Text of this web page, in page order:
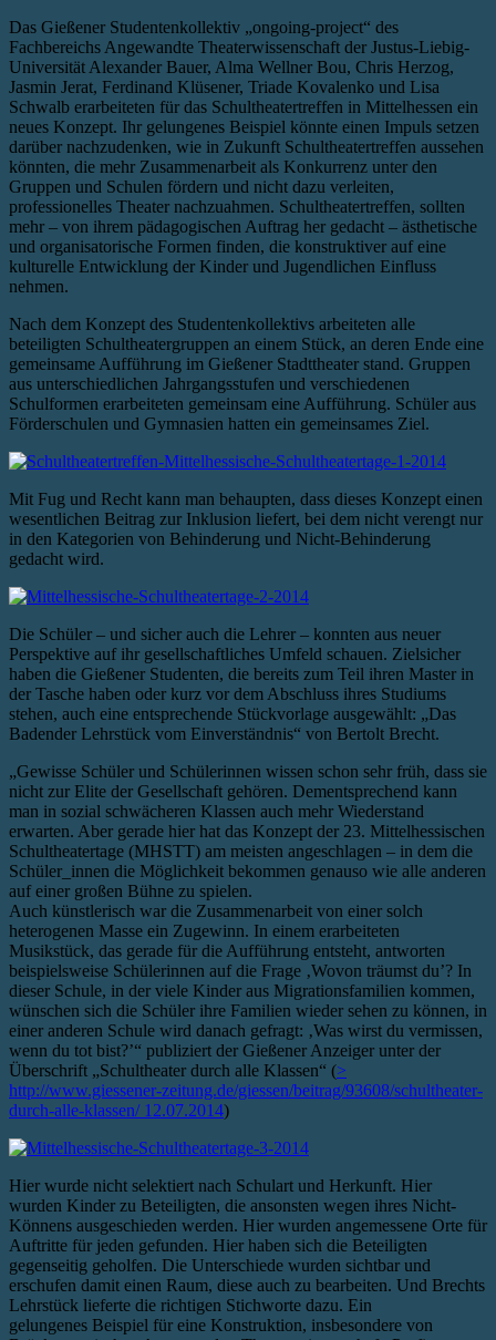
Das Gießener Studentenkollektiv „ongoing-project“ des
Fachbereichs Angewandte Theaterwissenschaft der Justus-Liebig-
Universität Alexander Bauer, Alma Wellner Bou, Chris Herzog,
Jasmin Jerat, Ferdinand Klüsener, Triade Kovalenko und Lisa
Schwalb erarbeiteten für das Schultheatertreffen in Mittelhessen ein
neues Konzept. Ihr gelungenes Beispiel könnte einen Impuls setzen
darüber nachzudenken, wie in Zukunft Schultheatertreffen aussehen
könnten, die mehr Zusammenarbeit als Konkurrenz unter den
Gruppen und Schulen fördern und nicht dazu verleiten,
professionelles Theater nachzuahmen. Schultheatertreffen, sollten
mehr – von ihrem pädagogischen Auftrag her gedacht – ästhetische
und organisatorische Formen finden, die konstruktiver auf eine
kulturelle Entwicklung der Kinder und Jugendlichen Einfluss
nehmen.
Nach dem Konzept des Studentenkollektivs arbeiteten alle
beteiligten Schultheatergruppen an einem Stück, an deren Ende eine
gemeinsame Aufführung im Gießener Stadttheater stand. Gruppen
aus unterschiedlichen Jahrgangsstufen und verschiedenen
Schulformen erarbeiteten gemeinsam eine Aufführung. Schüler aus
Förderschulen und Gymnasien hatten ein gemeinsames Ziel.
Mit Fug und Recht kann man behaupten, dass dieses Konzept einen
wesentlichen Beitrag zur Inklusion liefert, bei dem nicht verengt nur
in den Kategorien von Behinderung und Nicht-Behinderung
gedacht wird.
Die Schüler – und sicher auch die Lehrer – konnten aus neuer
Perspektive auf ihr gesellschaftliches Umfeld schauen. Zielsicher
haben die Gießener Studenten, die bereits zum Teil ihren Master in
der Tasche haben oder kurz vor dem Abschluss ihres Studiums
stehen, auch eine entsprechende Stückvorlage ausgewählt: „Das
Badender Lehrstück vom Einverständnis“ von Bertolt Brecht.
„Gewisse Schüler und Schülerinnen wissen schon sehr früh, dass sie
nicht zur Elite der Gesellschaft gehören. Dementsprechend kann
man in sozial schwächeren Klassen auch mehr Wiederstand
erwarten. Aber gerade hier hat das Konzept der 23. Mittelhessischen
Schultheatertage (MHSTT) am meisten angeschlagen – in dem die
Schüler_innen die Möglichkeit bekommen genauso wie alle anderen
auf einer großen Bühne zu spielen.
Auch künstlerisch war die Zusammenarbeit von einer solch
heterogenen Masse ein Zugewinn. In einem erarbeiteten
Musikstück, das gerade für die Aufführung entsteht, antworten
beispielsweise Schülerinnen auf die Frage ‚Wovon träumst du’? In
dieser Schule, in der viele Kinder aus Migrationsfamilien kommen,
wünschen sich die Schüler ihre Familien wieder sehen zu können, in
einer anderen Schule wird danach gefragt: ‚Was wirst du vermissen,
wenn du tot bist?’“ publiziert der Gießener Anzeiger unter der
Überschrift „Schultheater durch alle Klassen“ (>
http://www.giessener-zeitung.de/giessen/beitrag/93608/schultheater-
durch-alle-klassen/ 12.07.2014)
Hier wurde nicht selektiert nach Schulart und Herkunft. Hier
wurden Kinder zu Beteiligten, die ansonsten wegen ihres Nicht-
Könnens ausgeschieden werden. Hier wurden angemessene Orte für
Auftritte für jeden gefunden. Hier haben sich die Beteiligten
gegenseitig geholfen. Die Unterschiede wurden sichtbar und
erschufen damit einen Raum, diese auch zu bearbeiten. Und Brechts
Lehrstück lieferte die richtigen Stichworte dazu. Ein
gelungenes Beispiel für eine Konstruktion, insbesondere von